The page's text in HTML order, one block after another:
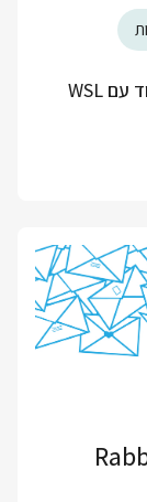
בוובינר זה ראינו איך להתקין ולהתחיל לעבוד עם WSL